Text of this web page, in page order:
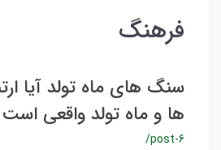
فرهنگ
سنگ های ماه تولد آیا
ها و ماه تولد واقعی
/post-6